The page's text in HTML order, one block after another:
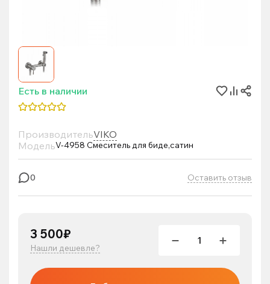
Есть в наличии
ПроизводительVIKO
МодельV-4958 Смеситель для биде,сатин
0 Оставить отзыв
3 500₽
Нашли дешевле?